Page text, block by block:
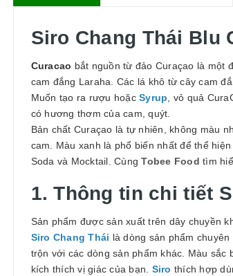
Siro Chang Thái Blu
Curacao bắt nguồn từ đảo Curaçao là một
cam đắng Laraha. Các lá khô từ cây cam
Muốn tạo ra rượu hoặc Syrup , vỏ quả
có hương thơm của cam, quýt.
Bản chất Curaçao là tự nhiên, không màu
cam. Màu xanh là phổ biến nhất để thể
Soda và Mocktail. CùngTobee Food tìm
1. Thông tin chi tiết
Sản phẩm được sản xuất trên dây chuyền
Siro Chang Thái là dòng sản phẩm
trộn với các dòng sản phẩm khác. Màu
kích thích vị giác của bạn. Siro thích hợp
BIỆT 50G - ROYAL I
NGUYÊN LIỆU PHA
CHẾ - TOBEE FOOD
12.000₫ 25.000₫